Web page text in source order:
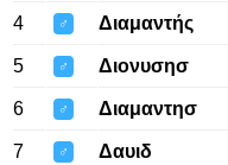
4 ♂ Διαμαντής
5 ♂ Διονυσησ
6 ♂ Διαμαντησ
7 ♂ Δαυιδ